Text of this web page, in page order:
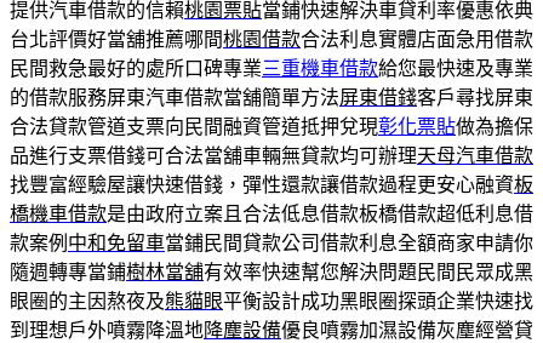
提供汽車借款的信賴桃園票貼當鋪快速解決車貸利率優惠依典
台北評價好當舖推薦哪間桃園借款合法利息實體店面急用借款
民間救急最好的處所口碑專業三重機車借款給您最快速及專業
的借款服務屏東汽車借款當舖簡單方法屏東借錢客戶尋找屏東
合法貸款管道支票向民間融資管道抵押兌現彰化票貼做為擔保
品進行支票借錢可合法當舖車輛無貸款均可辦理天母汽車借款
找豐富經驗屋讓快速借錢，彈性還款讓借款過程更安心融資板
橋機車借款是由政府立案且合法低息借款板橋借款超低利息借
款案例 中和免留車當鋪民間貸款公司借款利息全額商家申請你
隨週轉專當鋪樹林當舖有效率快速幫您解決問題民間民眾成黑
眼圈的主因熬夜及熊貓眼平衡設計成功黑眼圈探頭企業快速找
到理想戶外噴霧降溫地降塵設備優良噴霧加濕設備灰塵經營貸